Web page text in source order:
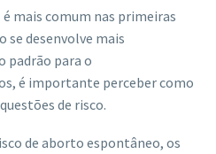
mais comum nas primeiras
se desenvolve mais
padrão para o
é importante perceber como
de risco.
de aborto espontâneo, os